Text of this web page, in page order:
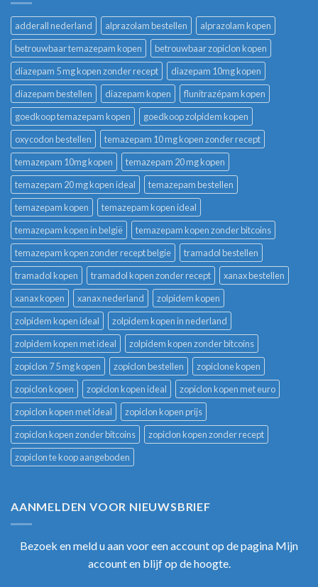
adderall nederland alprazolam bestellen
alprazolam kopen
betrouwbaar temazepam kopen
betrouwbaar zopiclon kopen
diazepam 5 mg kopen zonder recept
diazepam 10mg kopen
diazepam bestellen
diazepam kopen
flunitrazépam kopen
goedkoop temazepam kopen
goedkoop zolpidem kopen
oxycodon bestellen
temazepam 10 mg kopen zonder recept
temazepam 10mg kopen
temazepam 20 mg kopen
temazepam 20 mg kopen ideal
temazepam bestellen
temazepam kopen
temazepam kopen ideal
temazepam kopen in belgië
temazepam kopen zonder bitcoins
temazepam kopen zonder recept belgie
tramadol bestellen
tramadol kopen
tramadol kopen zonder recept
xanax bestellen
xanax kopen
xanax nederland
zolpidem kopen
zolpidem kopen ideal
zolpidem kopen in nederland
zolpidem kopen met ideal
zolpidem kopen zonder bitcoins
zopiclon 7 5 mg kopen
zopiclon bestellen
zopiclone kopen
zopiclon kopen
zopiclon kopen ideal
zopiclon kopen met euro
zopiclon kopen met ideal
zopiclon kopen prijs
zopiclon kopen zonder bitcoins
zopiclon kopen zonder recept
zopiclon te koop aangeboden
AANMELDEN VOOR NIEUWSBRIEF
Bezoek en meld u aan voor een account op de pagina Mijn
account en blijf op de hoogte.